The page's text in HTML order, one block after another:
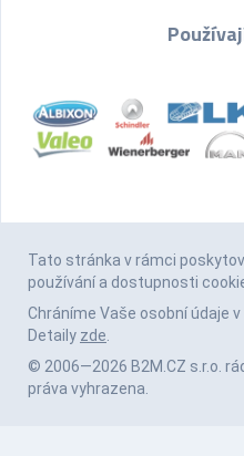
Tato stránka v rámci
používání a dostupnosti
Chráníme Vaše osobní údaje
Detaily zde.
© 2006—2026 B2M.CZ s.r.o.
práva vyhrazena.